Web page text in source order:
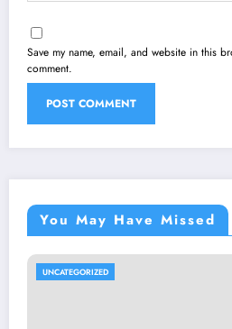
Save my name, email, and website in this
comment.
You May Have Missed
UNCATEGORIZED